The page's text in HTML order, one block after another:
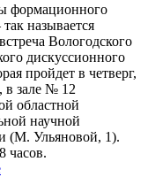
формационного
называется
Вологодского
дискуссионного
пройдет в четверг,
в зале № 12
областной
научной
(М. Ульяновой, 1).
часов.